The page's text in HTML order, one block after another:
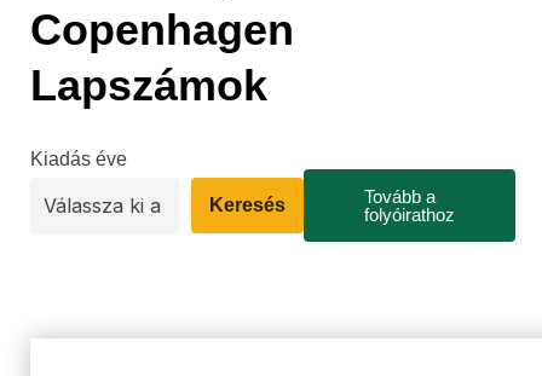
Copenhagen
Lapszámok
Kiadás éve
Keresés
Tovább a
folyóirathoz